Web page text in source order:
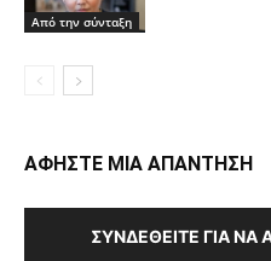
Από την σύνταξη
ΑΦΗΣΤΕ ΜΙΑ ΑΠΑΝΤΗΣΗ
ΣΥΝΔΕΘΕΊΤΕ ΓΙΑ ΝΑ